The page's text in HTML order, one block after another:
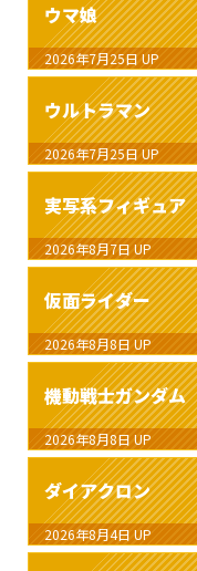
ウマ娘
2026年7月25日 UP
ウルトラマン
2026年7月25日 UP
実写系フィギュア
2026年8月7日 UP
仮面ライダー
2026年8月8日 UP
機動戦士ガンダム
2026年8月8日 UP
ダイアクロン
2026年8月4日 UP